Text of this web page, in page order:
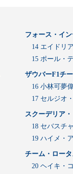
フォース・イ
14 エイドリ
15 ポール・
ザウバーF1チ
16 小林可夢
17 セルジオ
スクーデリア
18 セバスチ
19 ハイメ・
チーム・ロー
20 ヘイキ・